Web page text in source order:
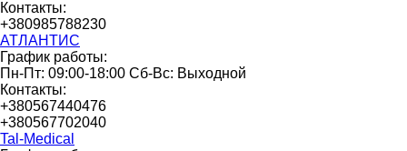
Контакты:
+380985788230
АТЛАНТИС
График работы:
Пн-Пт: 09:00-18:00 Сб-Вс: Выходной
Контакты:
+380567440476
+380567702040
Tal-Medical